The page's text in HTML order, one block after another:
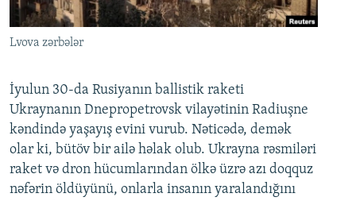
Lvova zərbələr
İyulun 30-da Rusiyanın ballistik raketi
Ukraynanın Dnepropetrovsk vilayətinin Radiuşne
kəndində yaşayış evini vurub. Nəticədə, demək
olar ki, bütöv bir ailə həlak olub. Ukrayna rəsmiləri
raket və dron hücumlarından ölkə üzrə azı doqquz
nəfərin öldüyünü, onlarla insanın yaralandığını